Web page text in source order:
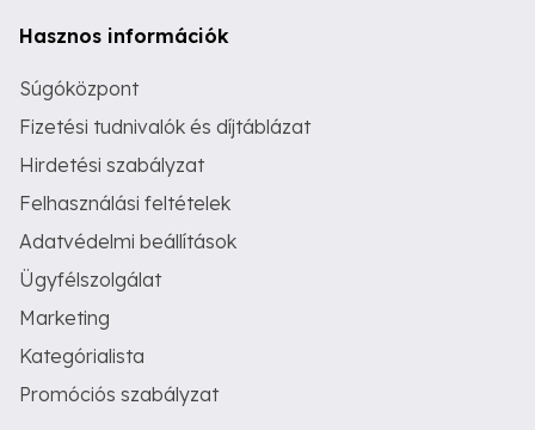
Hasznos információk
Súgóközpont
Fizetési tudnivalók és díjtáblázat
Hirdetési szabályzat
Felhasználási feltételek
Adatvédelmi beállítások
Ügyfélszolgálat
Marketing
Kategórialista
Promóciós szabályzat